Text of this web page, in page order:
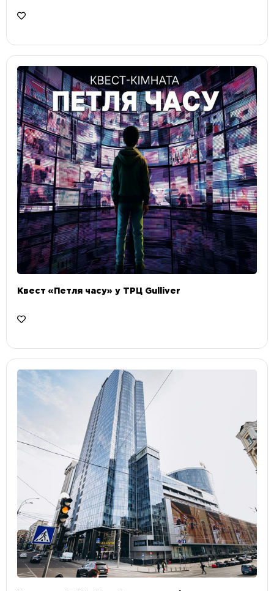
Квест «Петля часу» у ТРЦ Gulliver